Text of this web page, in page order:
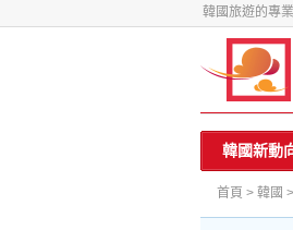
韓國旅遊的專
韓國新動
首頁 > 韓國 >